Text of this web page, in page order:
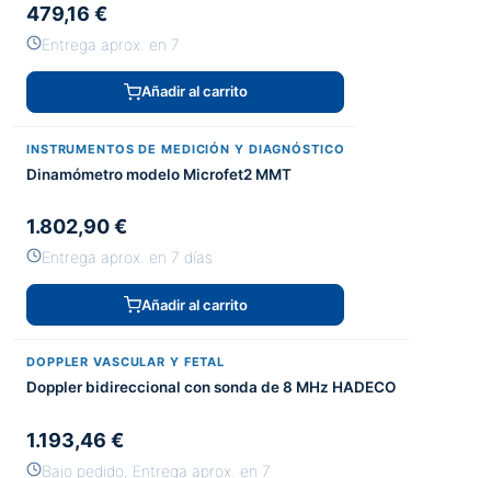
479,16 €
Entrega aprox. en 7
Añadir al carrito
INSTRUMENTOS DE MEDICIÓN Y DIAGNÓSTICO
Dinamómetro modelo Microfet2 MMT
1.802,90 €
Entrega aprox. en 7 días
Añadir al carrito
DOPPLER VASCULAR Y FETAL
Doppler bidireccional con sonda de 8 MHz HADECO
1.193,46 €
Bajo pedido, Entrega aprox. en 7